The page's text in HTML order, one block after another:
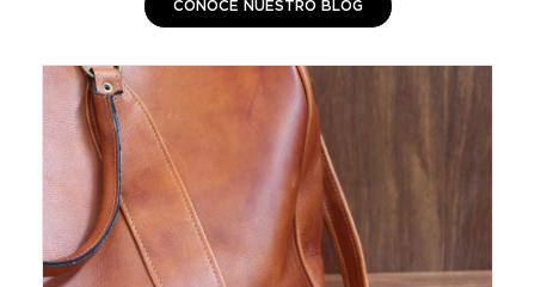
CONOCE NUESTRO BLOG